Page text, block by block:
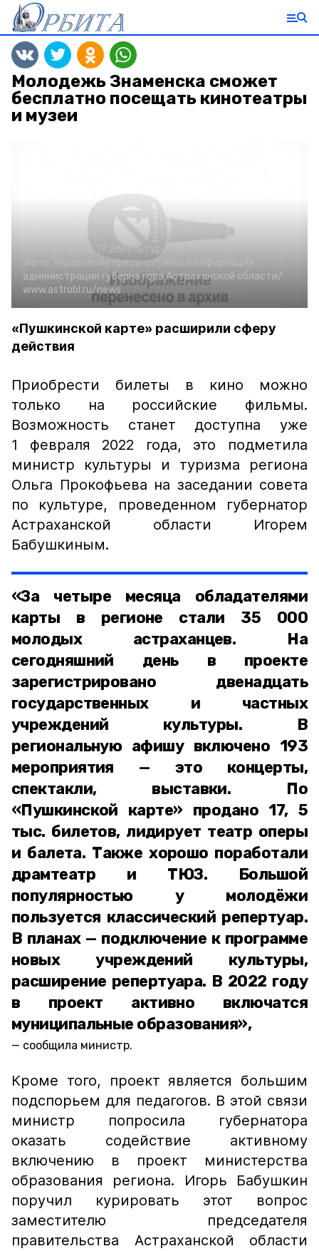
Молодежь Знаменска сможет
бесплатно посещать кинотеатры
и музеи
Культура
Фото:
Управление пресс-службы и информации
администрации губернатора Астраханской области/
www.astrobl.ru/news
«Пушкинской карте» расширили сферу
действия
Приобрести билеты в кино можно
только на российские фильмы.
Возможность станет доступна уже
1 февраля 2022 года, это подметила
министр культуры и туризма региона
Ольга Прокофьева на заседании совета
по культуре, проведенном губернатор
Астраханской области Игорем
Бабушкиным.
«За четыре месяца обладателями
карты в регионе стали 35 000
молодых астраханцев. На
сегодняшний день в проекте
зарегистрировано двенадцать
государственных и частных
учреждений культуры. В
региональную афишу включено 193
мероприятия — это концерты,
спектакли, выставки. По
«Пушкинской карте» продано 17, 5
тыс. билетов, лидирует театр оперы
и балета. Также хорошо поработали
драмтеатр и ТЮЗ. Большой
популярностью у молодёжи
пользуется классический репертуар.
В планах — подключение к программе
новых учреждений культуры,
расширение репертуара. В 2022 году
в проект активно включатся
муниципальные образования»,
сообщила министр.
Кроме того, проект является большим
подспорьем для педагогов. В этой связи
министр попросила губернатора
оказать содействие активному
включению в проект министерства
образования региона. Игорь Бабушкин
поручил курировать этот вопрос
заместителю председателя
правительства Астраханской области